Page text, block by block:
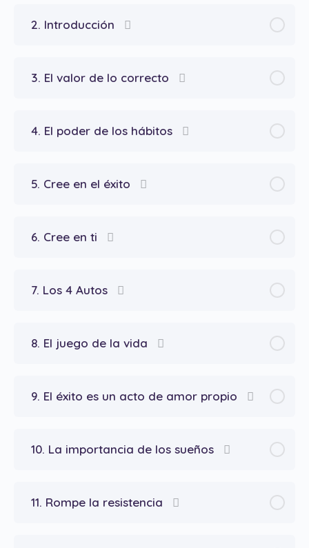
2. Introducción
3. El valor de lo correcto
4. El poder de los hábitos
5. Cree en el éxito
6. Cree en ti
7. Los 4 Autos
8. El juego de la vida
9. El éxito es un acto de amor propio
10. La importancia de los sueños
11. Rompe la resistencia